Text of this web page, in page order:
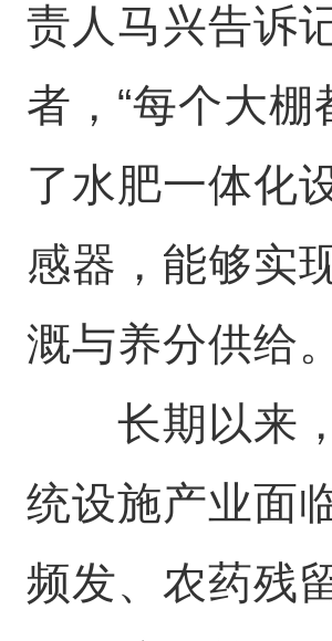
责人马兴告诉
者，“每个大棚
了水肥一体化
感器，能够实
溉与养分供给
长期以来，
统设施产业面
频发、农药残